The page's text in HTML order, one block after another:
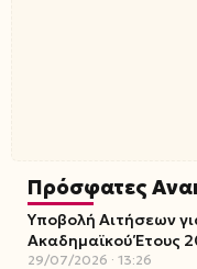
Πρόσφατες
Υποβολή Αιτήσεων
Ακαδημαϊκού Έτους
29/07/2026 13:26